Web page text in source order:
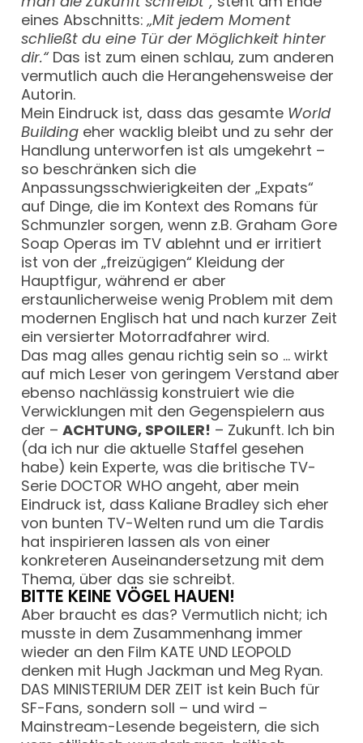
eines Abschnitts:„Mit jedem Moment
schließt du eine Tür der Möglichkeit hinter
dir.“Das ist zum einen schlau, zum anderen
vermutlich auch die Herangehensweise der
Autorin.
Mein Eindruck ist, dass das gesamte World
Building eher wacklig bleibt und zu sehr der
Handlung unterworfen ist als umgekehrt –
so beschränken sich die
Anpassungsschwierigkeiten der „Expats“
auf Dinge, die im Kontext des Romans für
Schmunzler sorgen, wenn z.B. Graham Gore
Soap Operas im TV ablehnt und er irritiert
ist von der „freizügigen“ Kleidung der
Hauptfigur, während er aber
erstaunlicherweise wenig Problem mit dem
modernen Englisch hat und nach kurzer Zeit
ein versierter Motorradfahrer wird.
Das mag alles genau richtig sein so … wirkt
auf mich Leser von geringem Verstand aber
ebenso nachlässig konstruiert wie die
Verwicklungen mit den Gegenspielern aus
der –ACHTUNG, SPOILER! – Zukunft. Ich bin
(da ich nur die aktuelle Staffel gesehen
habe) kein Experte, was die britische TV-
Serie DOCTOR WHO angeht, aber mein
Eindruck ist, dass Kaliane Bradley sich eher
von bunten TV-Welten rund um die Tardis
hat inspirieren lassen als von einer
konkreteren Auseinandersetzung mit dem
Thema, über das sie schreibt.
BITTE KEINE VÖGEL HAUEN!
Aber braucht es das? Vermutlich nicht; ich
musste in dem Zusammenhang immer
wieder an den Film KATE UND LEOPOLD
denken mit Hugh Jackman und Meg Ryan.
DAS MINISTERIUM DER ZEIT ist kein Buch für
SF-Fans, sondern soll – und wird –
Mainstream-Lesende begeistern, die sich